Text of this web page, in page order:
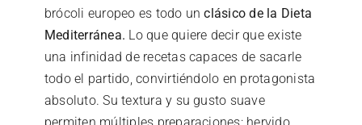
brócoli europeo es todo unclásico de la Dieta
Mediterránea. Lo que quiere decir que existe
una infinidad de recetas capaces de sacarle
todo el partido, convirtiéndolo en protagonista
absoluto. Su textura y su gusto suave
permiten múltiples preparaciones: hervido,